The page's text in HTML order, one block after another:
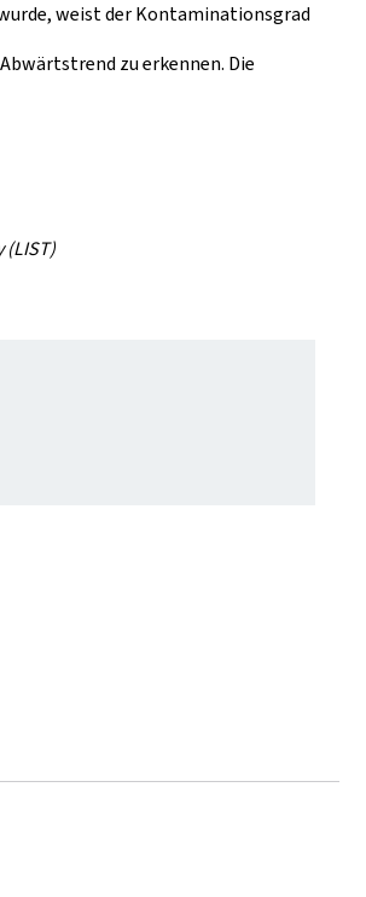
weist der Kontaminationsgrad
zu erkennen. Die
(LIST)